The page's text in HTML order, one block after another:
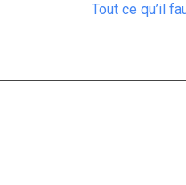
Tout ce qu’il